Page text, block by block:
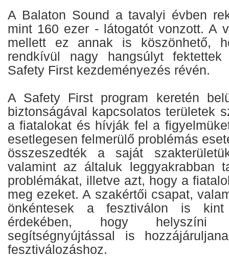
A Balaton Sound a tavalyi évben
mint 160 ezer - látogatót vonzott. A
mellett ez annak is köszönhető,
rendkívül nagy hangsúlyt
Safety First kezdeményezés révén.
A Safety First program keretén
biztonságával kapcsolatos területek
a fiatalokat és hívják fel a
esetlegesen felmerülő problémás
összeszedték a saját
valamint az általuk leggyakrabban
problémákat, illetve azt, hogy a
meg ezeket. A szakértői csapat,
önkéntesek a fesztiválon is kint
érdekében, hogy helyszíni
segítségnyújtással is
fesztiválozáshoz.